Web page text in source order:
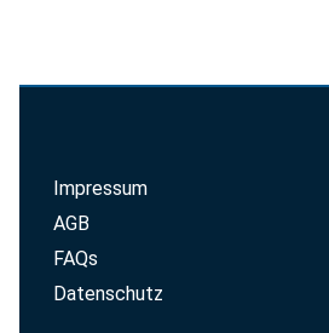
Impressum
AGB
FAQs
Datenschutz